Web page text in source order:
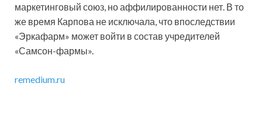
маркетинговый союз, но аффилированности нет. В то
же время Карпова не исключала, что впоследствии
«Эркафарм» может войти в состав учредителей
«Самсон-фармы».
remedium.ru